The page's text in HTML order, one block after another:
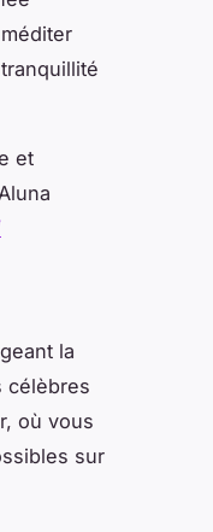
et
la
célèbres
où vous
sur